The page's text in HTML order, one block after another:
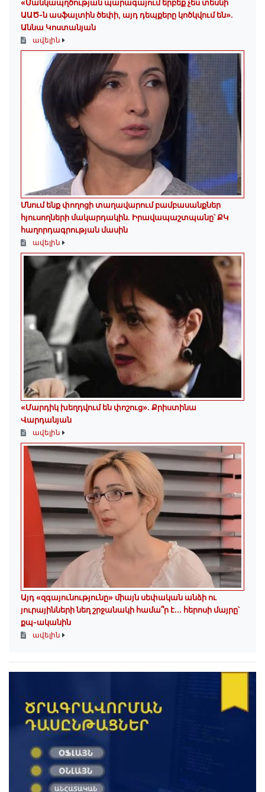
«Մանկապղծության պարագայում երբեք չես տեսնի
ԱԱԾ-ն ասֆալտին ծեփի, այդ դեպքերը կոծկվում են»․
Աննա Կոստանյան
ավելին
Մնում ենք փողոցի տաղավարում բամբասանքներ
հյուսողների մակարդակին․ Իրավապաշտպանը՝ ՔԿ
հաղորդագրության մասին
ավելին
«Մարդիկ խեղդվում են փոշուց»․ Քրիստինա
Վարդանյան
ավելին
Այդ «զգայունությունը» միայն սեփական անձի ու
յուրայինների նեղ շրջանակի համա՞ր է․․․ հերոսի մայրը՝
քպ-ականին
ավելին